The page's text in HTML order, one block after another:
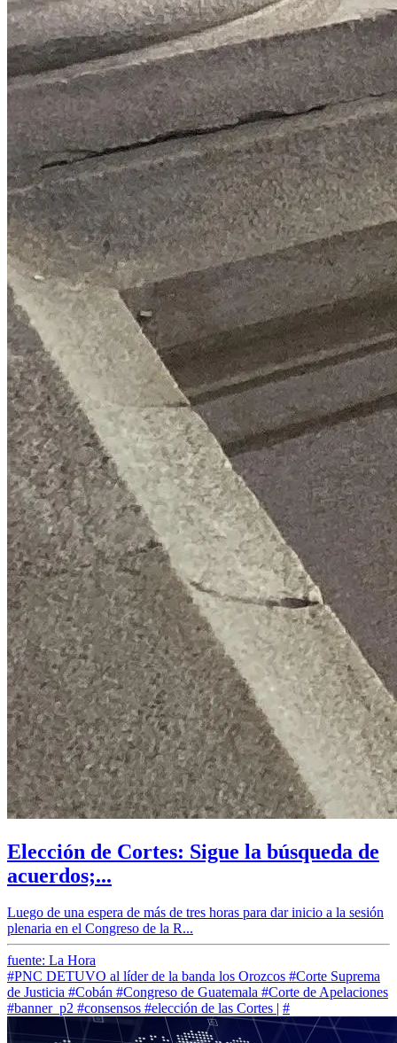
Elección de Cortes: Sigue la búsqueda de
acuerdos;...
Luego de una espera de más de tres horas para dar inicio a la sesión
plenaria en el Congreso de la R...
fuente: La Hora
#PNC DETUVO al líder de la banda los Orozcos #Corte Suprema
de Justicia #Cobán #Congreso de Guatemala #Corte de Apelaciones
#banner_p2 #consensos #elección de las Cortes | #